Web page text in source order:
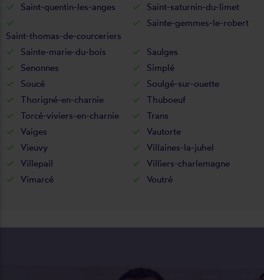
Saint-quentin-les-anges
Saint-saturnin-du-limet
Saint-thomas-de-courceriers
Sainte-gemmes-le-robert
Sainte-marie-du-bois
Saulges
Senonnes
Simplé
Soucé
Soulgé-sur-ouette
Thorigné-en-charnie
Thuboeuf
Torcé-viviers-en-charnie
Trans
Vaiges
Vautorte
Vieuvy
Villaines-la-juhel
Villepail
Villiers-charlemagne
Vimarcé
Voutré